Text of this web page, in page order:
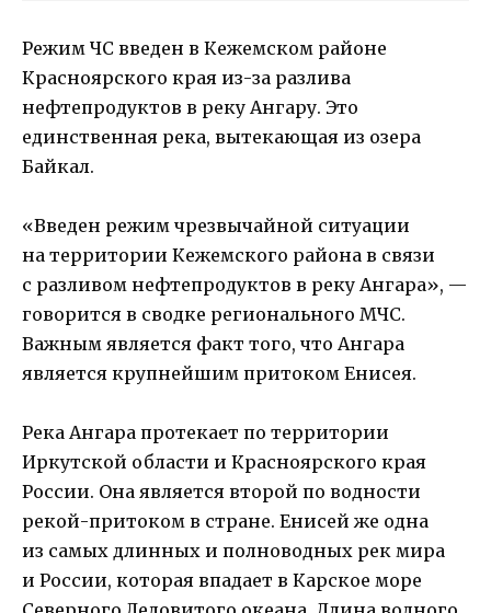
Режим ЧС введен в Кежемском районе
Красноярского края из-за разлива
нефтепродуктов в реку Ангару. Это
единственная река, вытекающая из озера
Байкал.
«Введен режим чрезвычайной ситуации
на территории Кежемского района в связи
с разливом нефтепродуктов в реку Ангара», —
говорится в сводке регионального МЧС.
Важным является факт того, что Ангара
является крупнейшим притоком Енисея.
Река Ангара протекает по территории
Иркутской области и Красноярского края
России. Она является второй по водности
рекой-притоком в стране. Енисей же одна
из самых длинных и полноводных рек мира
и России, которая впадает в Карское море